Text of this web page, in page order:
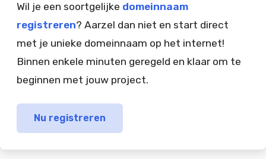
Wil je een soortgelijke domeinnaam
registreren? Aarzel dan niet en start direct
met je unieke domeinnaam op het internet!
Binnen enkele minuten geregeld en klaar om te
beginnen met jouw project.
Nu registreren